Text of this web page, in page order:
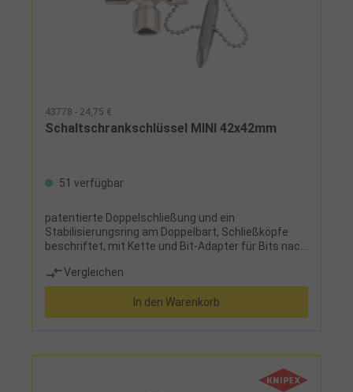
43778 - 24,75 €
Schaltschrankschlüssel MINI 42x42mm
51 verfügbar
patentierte Doppelschließung und ein
Stabilisierungsring am Doppelbart, Schließköpfe
beschriftet, mit Kette und Bit-Adapter für Bits nach
Vergleichen
In den Warenkorb